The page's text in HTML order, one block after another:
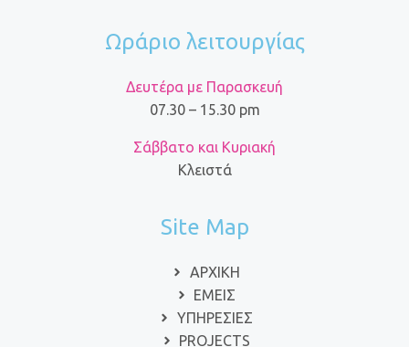
Ωράριο λειτουργίας
Δευτέρα με Παρασκευή
07.30 – 15.30 pm
Σάββατο και Κυριακή
Κλειστά
Site Map
ΑΡΧΙΚΗ
ΕΜΕΙΣ
ΥΠΗΡΕΣΙΕΣ
PROJECTS